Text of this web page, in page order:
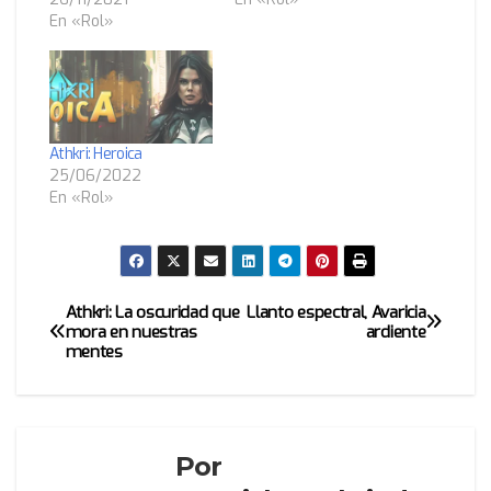
En «Rol»
Athkri: Heroica
25/06/2022
En «Rol»
Navegación
de
Llanto espectral, Avaricia
ardiente
Athkri: La oscuridad que
mora en nuestras
mentes
Por